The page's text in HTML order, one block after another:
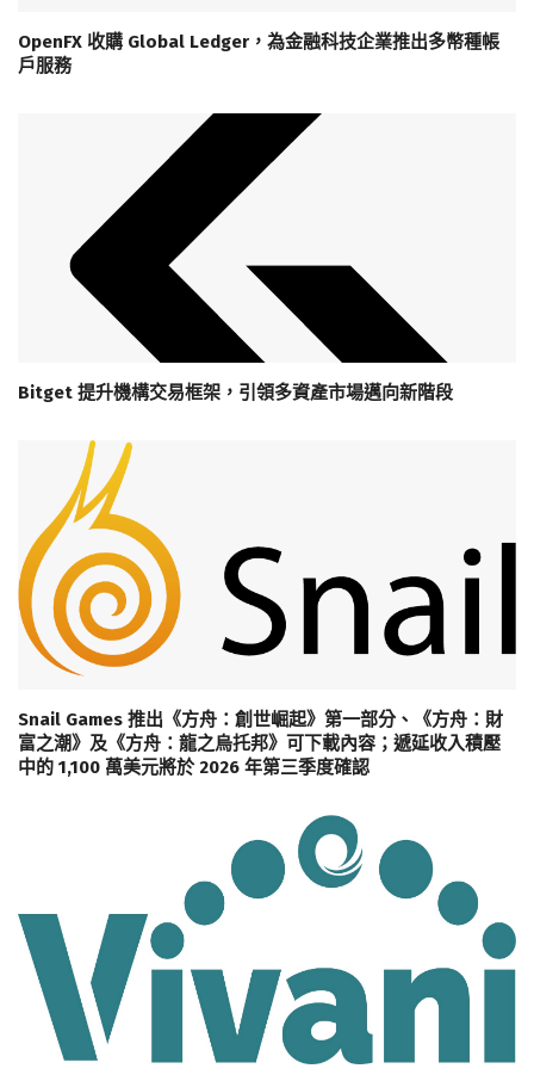
OpenFX 收購 Global Ledger，為金融科技企業推出多幣種帳
戶服務
Bitget 提升機構交易框架，引領多資產市場邁向新階段
Snail Games 推出《方舟：創世崛起》第一部分、《方舟：財
富之潮》及《方舟：龍之烏托邦》可下載內容；遞延收入積壓
中的 1,100 萬美元將於 2026 年第三季度確認